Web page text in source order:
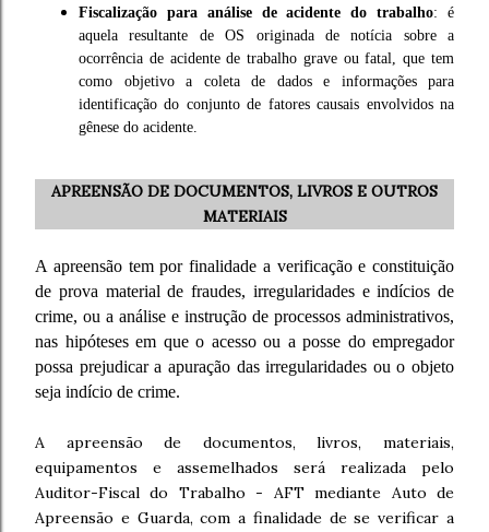
Fiscalização para análise de acidente do trabalho: é
aquela resultante de OS originada de notícia sobre a
ocorrência de acidente de trabalho grave ou fatal, que tem
como objetivo a coleta de dados e informações para
identificação do conjunto de fatores causais envolvidos na
gênese do acidente.
APREENSÃO DE DOCUMENTOS, LIVROS E OUTROS
MATERIAIS
A apreensão tem por finalidade a verificação e constituição
de prova material de fraudes, irregularidades e indícios de
crime, ou a análise e instrução de processos administrativos,
nas hipóteses em que o acesso ou a posse do empregador
possa prejudicar a apuração das irregularidades ou o objeto
seja indício de crime.
A apreensão de documentos, livros, materiais,
equipamentos e assemelhados será realizada pelo
Auditor-Fiscal do Trabalho - AFT mediante Auto de
Apreensão e Guarda, com a finalidade de se verificar a